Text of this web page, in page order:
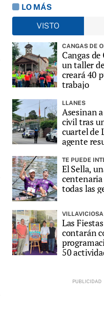
LO MÁS
VISTO
CANGAS DE
Cangas
un taller
creará 40
trabajo
LLANES
Asesinan
civil tras
cuartel de
agente
TE PUEDE
El Sella,
centenaria
todas las
VILLAVICIOSA
Las
contarán
50